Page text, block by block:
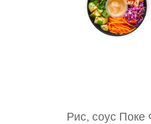
Рис, соус Поке